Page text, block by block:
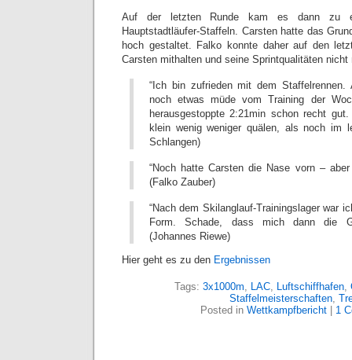
Auf der letzten Runde kam es dann zu
Hauptstadtläufer-Staffeln. Carsten hatte das
hoch gestaltet. Falko konnte daher auf den
Carsten mithalten und seine Sprintqualitäten nicht
“Ich bin zufrieden mit dem Staffelrennen.
noch etwas müde vom Training der
herausgestoppte 2:21min schon recht
klein wenig weniger quälen, als noch im
Schlangen)
“Noch hatte Carsten die Nase vorn –
(Falko Zauber)
“Nach dem Skilanglauf-Trainingslager war
Form. Schade, dass mich dann die
(Johannes Riewe)
Hier geht es zu den Ergebnissen
Tags: 3x1000m, LAC, Luftschiffhafen,
Staffelmeisterschaften,
Posted in Wettkampfbericht 1